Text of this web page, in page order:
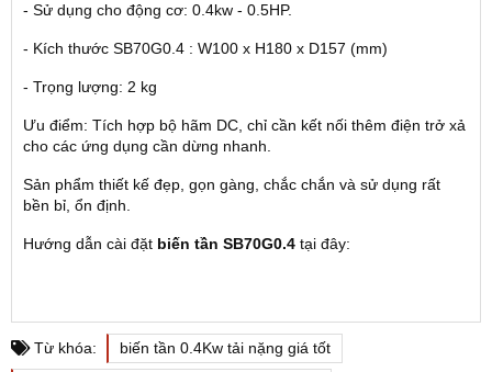
- Sử dụng cho động cơ: 0.4kw - 0.5HP.
- Kích thước SB70G0.4 : W100 x H180 x D157 (mm)
- Trọng lượng: 2 kg
Ưu điểm: Tích hợp bộ hãm DC, chỉ cần kết nối thêm điện trở xả
cho các ứng dụng cần dừng nhanh.
Sản phẩm thiết kế đẹp, gọn gàng, chắc chắn và sử dụng rất
bền bỉ, ổn định.
Hướng dẫn cài đặt biến tần SB70G0.4 tại đây:
Từ khóa:
biến tần 0.4Kw tải nặng giá tốt